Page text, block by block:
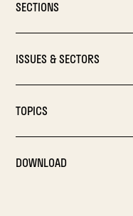
SECTIONS
ISSUES & SECTORS
TOPICS
DOWNLOAD